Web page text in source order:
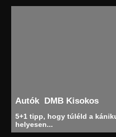
Autók DMB Kisokos
5+1 tipp, hogy túléld a
helyesen...